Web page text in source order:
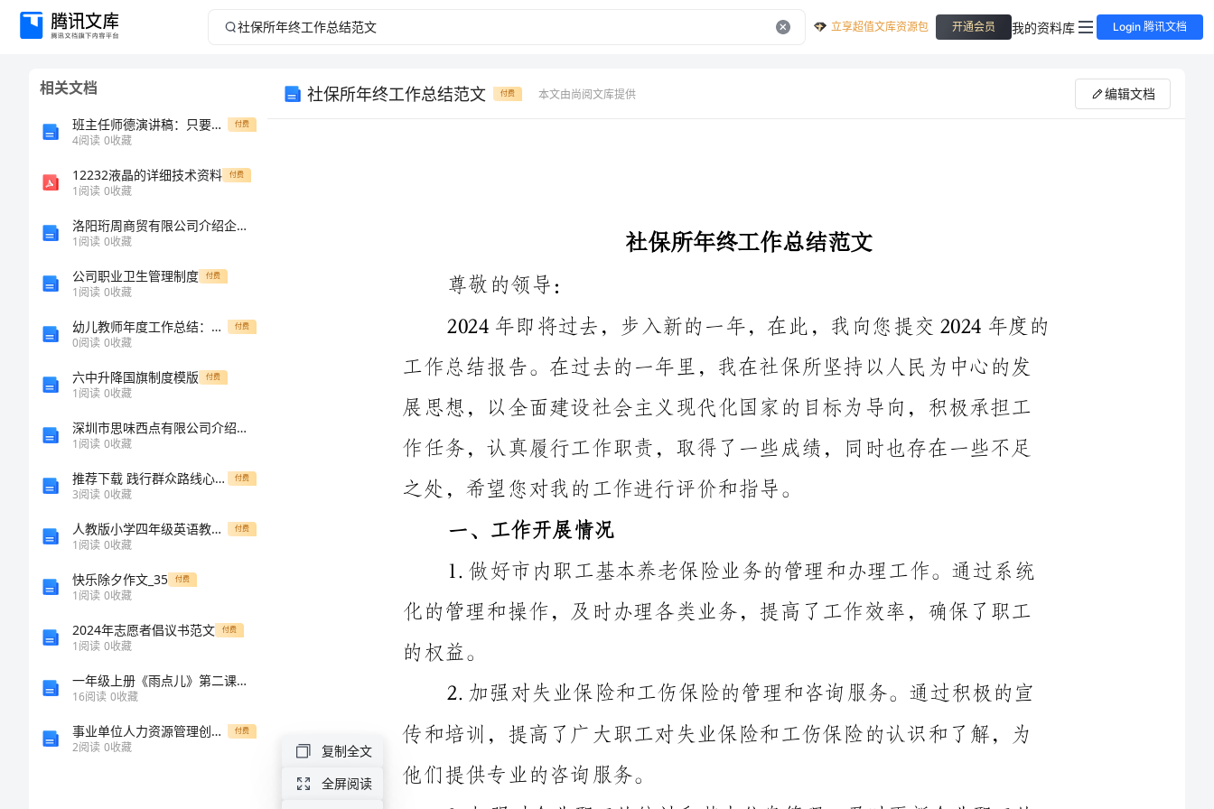
社
立享超值文库资源包 开通会员 我的资料库 Login 腾讯文档
相关文档
班主任师德演讲稿：只要心中有爱 付费
4阅读 0收藏
12232液晶的详细技术资料 付费
1阅读 0收藏
洛阳珩周商贸有限公司介绍企业发展分析报告
1阅读 0收藏
公司职业卫生管理制度 付费
1阅读 0收藏
幼儿教师年度工作总结：探索创新之路 付费
0阅读 0收藏
六中升降国旗制度模版 付费
1阅读 0收藏
深圳市思味西点有限公司介绍企业发展分析报告
1阅读 0收藏
推荐下载 践行群众路线心得体会范文 付费
3阅读 0收藏
人教版小学四年级英语教案优秀范文 付费
1阅读 0收藏
快乐除夕作文_35 付费
1阅读 0收藏
2024年志愿者倡议书范文 付费
1阅读 0收藏
一年级上册《雨点儿》第二课时教案
16阅读 0收藏
事业单位人力资源管理创新思考 付费
2阅读 0收藏
社保所年终工作总结范文 付费 本文由尚阅文库提供 编辑文档
展思想，以全面建设社会主义现代化国家的目标为导向，积极承担工
作任务，认真履行工作职责，取得了一些成绩，同时也存在一些不足
1.做好市内职工基本养老保险业务的管理和办理工作。通过系统
2.加强对失业保险和工伤保险的管理和咨询服务。通过积极的宣
他们提供专业的咨询服务。
信息，保障数据的准确性和完整性，为制定政策和进行研究提供了可
复制全文
全屏阅读